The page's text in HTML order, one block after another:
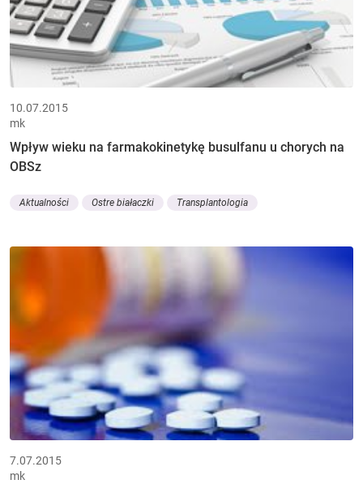
10.07.2015
mk
Wpływ wieku na farmakokinetykę busulfanu u chorych na
OBSz
Aktualności Ostre białaczki Transplantologia
7.07.2015
mk